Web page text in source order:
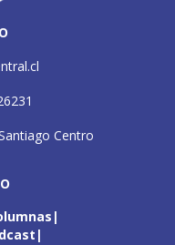
Centro